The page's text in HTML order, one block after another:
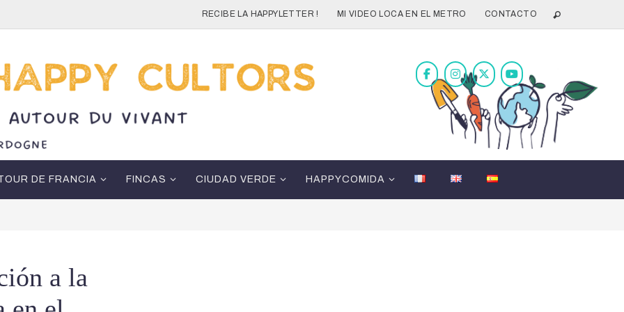
RECIBE LA HAPPYLETTER ! MI VIDEO LOCA EN EL METRO CONTACTO
DE FRANCIA FINCAS CIUDAD VERDE HAPPYCOMIDA
a la